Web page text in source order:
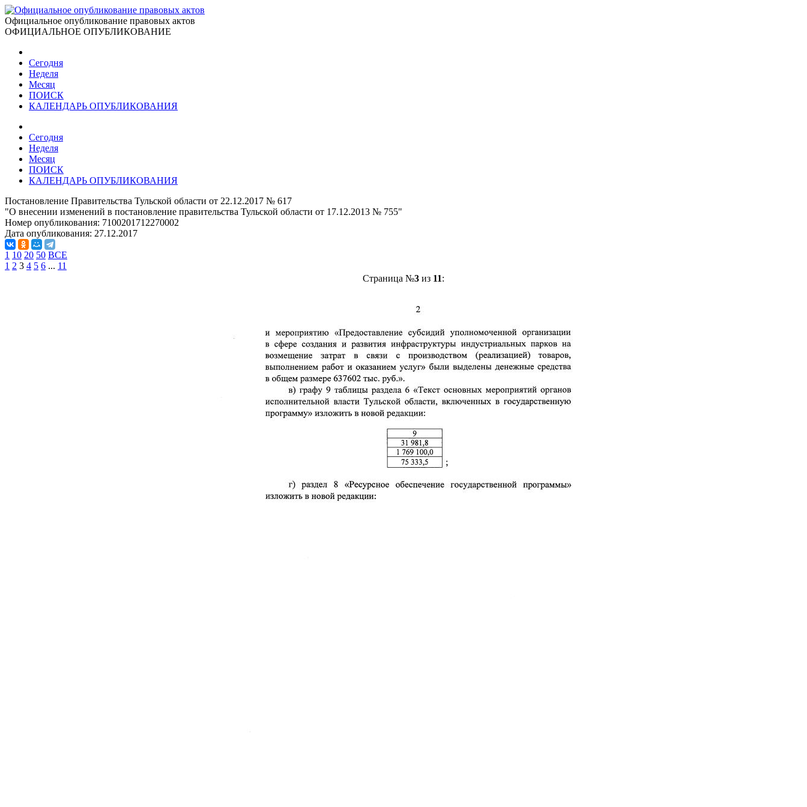
Официальное опубликование правовых актов
ОФИЦИАЛЬНОЕ ОПУБЛИКОВАНИЕ
Сегодня
Неделя
Месяц
ПОИСК
КАЛЕНДАРЬ ОПУБЛИКОВАНИЯ
Сегодня
Неделя
Месяц
ПОИСК
КАЛЕНДАРЬ ОПУБЛИКОВАНИЯ
Постановление Правительства Тульской области от 22.12.2017 № 617
"О внесении изменений в постановление правительства Тульской области от 17.12.2013 № 755"
Номер опубликования: 7100201712270002
Дата опубликования: 27.12.2017
1 10 20 50 ВСЕ
1 2 3 4 5 6 ... 11
Страница №3 из 11: